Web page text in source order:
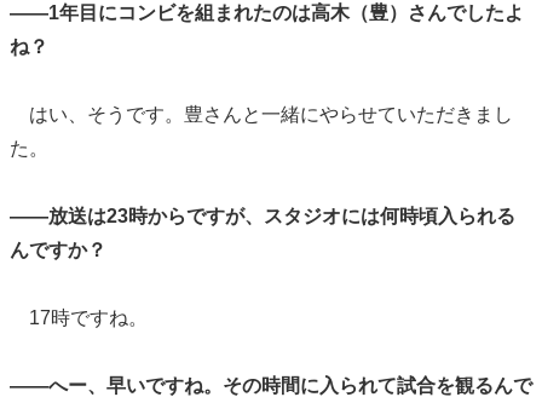
――1年目にコンビを組まれたのは高木（豊）さんでしたよ
ね？
はい、そうです。豊さんと一緒にやらせていただきまし
た。
――放送は23時からですが、スタジオには何時頃入られる
んですか？
17時ですね。
――へー、早いですね。その時間に入られて試合を観るんで